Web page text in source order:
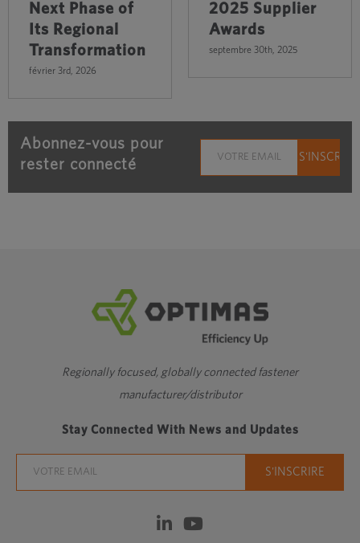
Next Phase of
Its Regional
Transformation
février 3rd, 2026
2025 Supplier
Awards
septembre 30th, 2025
Abonnez-vous pour
rester connecté
Regionally focused, globally connected fastener
manufacturer/distributor
Stay Connected With News and Updates